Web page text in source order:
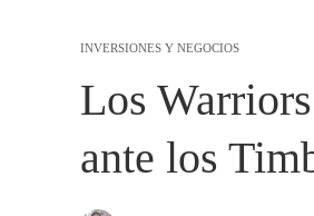
INVERSIONES Y NEGOCIOS
Los
ante los